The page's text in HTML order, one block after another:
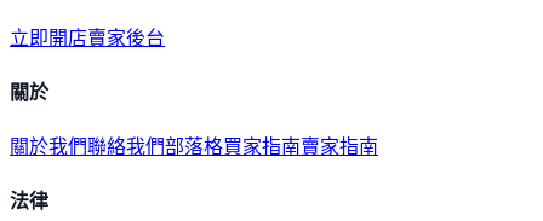
立即開店賣家後台
關於
關於我們聯絡我們部落格買家指南賣家指南
法律